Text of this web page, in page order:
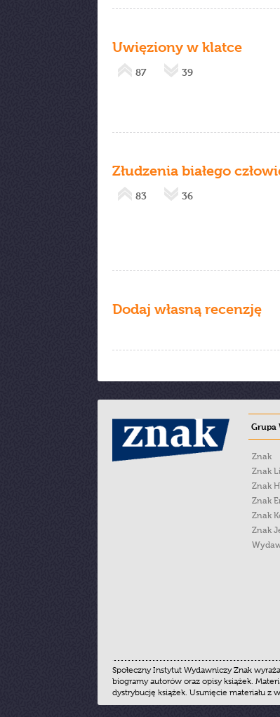
Uwięziony w klatce
87 39
Złudzenia białego
83 36
Dodaj własną recenzję
Grupa
Znak
Znak
Znak
Znak
Znak
Znak
Społeczny Instytut Wydawniczy Znak
biogramy autorów oraz opisy książek.
dystrybucję książek. Usunięcie materiału